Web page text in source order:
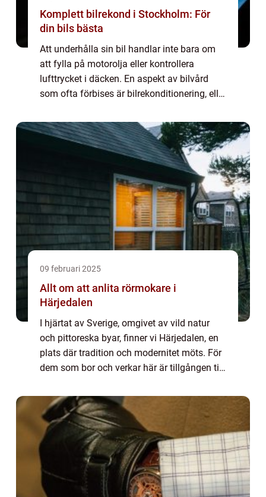
Komplett bilrekond i Stockholm: För
din bils bästa
Att underhålla sin bil handlar inte bara om
att fylla på motorolja eller kontrollera
lufttrycket i däcken. En aspekt av bilvård
som ofta förbises är bilrekonditionering, eller
hand...
09 februari 2025
Allt om att anlita rörmokare i
Härjedalen
I hjärtat av Sverige, omgivet av vild natur
och pittoreska byar, finner vi Härjedalen, en
plats där tradition och modernitet möts. För
dem som bor och verkar här är tillgången till